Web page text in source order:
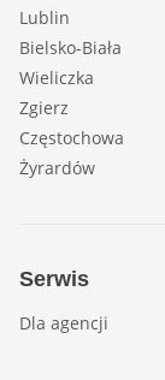
Lublin
Bielsko-Biała
Wieliczka
Zgierz
Częstochowa
Żyrardów
Serwis
Dla agencji